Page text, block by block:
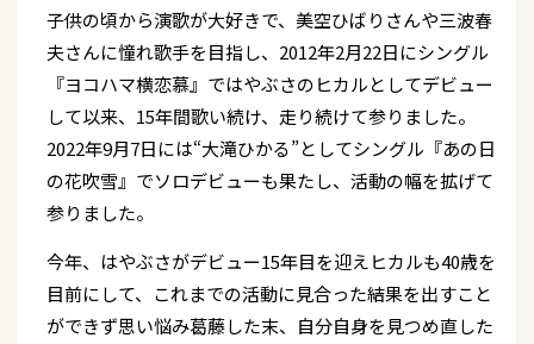
子供の頃から演歌が大好きで、美空ひばりさんや三波春
夫さんに憧れ歌手を目指し、2012年2月22日にシングル
『ヨコハマ横恋慕』ではやぶさのヒカルとしてデビュー
して以来、15年間歌い続け、走り続けて参りました。
2022年9月7日には“大滝ひかる”としてシングル『あの日
の花吹雪』でソロデビューも果たし、活動の幅を拡げて
参りました。
今年、はやぶさがデビュー15年目を迎えヒカルも40歳を
目前にして、これまでの活動に見合った結果を出すこと
ができず思い悩み葛藤した末、自分自身を見つめ直した